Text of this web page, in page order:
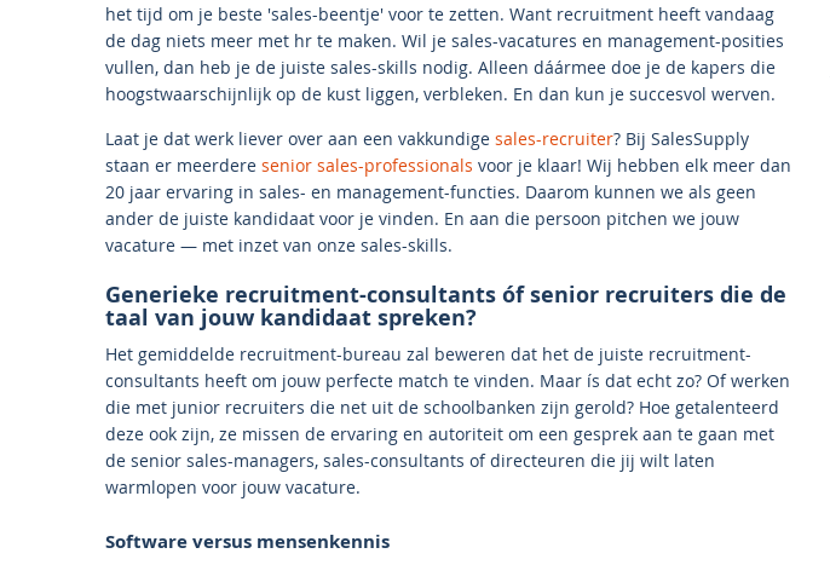
het tijd om je beste 'sales-beentje' voor te zetten. Want recruitment heeft vandaag
de dag niets meer met hr te maken. Wil je sales-vacatures en management-posities
vullen, dan heb je de juiste sales-skills nodig. Alleen dáármee doe je de kapers die
hoogstwaarschijnlijk op de kust liggen, verbleken. En dan kun je succesvol werven.
Laat je dat werk liever over aan een vakkundige sales-recruiter? Bij SalesSupply
staan er meerdere senior sales-professionals voor je klaar! Wij hebben elk meer dan
20 jaar ervaring in sales- en management-functies. Daarom kunnen we als geen
ander de juiste kandidaat voor je vinden. En aan die persoon pitchen we jouw
vacature — met inzet van onze sales-skills.
Generieke recruitment-consultants óf senior recruiters die de
taal van jouw kandidaat spreken?
Het gemiddelde recruitment-bureau zal beweren dat het de juiste recruitment-
consultants heeft om jouw perfecte match te vinden. Maar ís dat echt zo? Of werken
die met junior recruiters die net uit de schoolbanken zijn gerold? Hoe getalenteerd
deze ook zijn, ze missen de ervaring en autoriteit om een gesprek aan te gaan met
de senior sales-managers, sales-consultants of directeuren die jij wilt laten
warmlopen voor jouw vacature.
Software versus mensenkennis